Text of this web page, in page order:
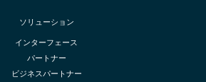
ソリューション
インターフェース
パートナー
ビジネスパートナー